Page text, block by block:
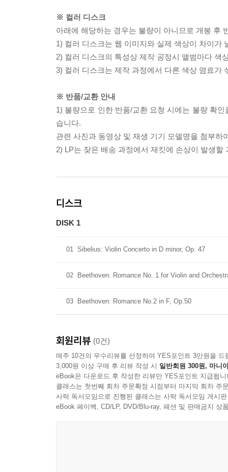
※ 컬러 디스크
아래에 해당하는 경우는 불량이 아니므로 개봉 후
1) 컬러 디스크는 웹 이미지와 실제 색상이 차이가
2) 컬러 디스크의 특성상 제작 공정시 앨범마다 색
3) 컬러 디스크는 제작 과정에서 다른 색상 염료가
※ 반품/교환 안내
1) 불량으로 인한 반품/교환 요청 시에는 불량 확
습니다.
관련 사진과 동영상 및 재생 기기 모델명을 첨부하
2) LP는 잦은 배송 과정에서 재킷에 손상이 발생
디스크
DISK 1
01 Sibelius: Violin Concerto in D minor, Op. 47
02 Beethoven: Romance No. 1 for Violin and
03 Beethoven: Romance No.2 in F, Op.50
회원리뷰 (0건)
매주 10건의 우수리뷰를 선정하여 YES포인트 3만원을 드
3,000원 이상 구매 후 리뷰 작성 시 일반회원 300원, 마니
eBook은 다운로드 후 작성한 리뷰만 YES포인트 지급됩니
클래스는 첫번째 회차 주문확정 시점부터 마지막 회차 주
사락 독서모임으로 진행된 클래스는 사락 독서모임 게시
eBook 페이백, CD/LP, DVD/Blu-ray, 패션 및 판매금지 상